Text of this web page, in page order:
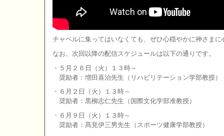
チャペルに集ってはいなくても、ぜひ心穏やかに神さま
なお、次回以降の配信スケジュールは以下の通りです。
・５月２６日（火）１３時～
奨励者：増田喜治先生（リハビリテーション学部教授）
・６月２日（火）１３時～
奨励者：黒柳志仁先生（国際文化学部准教授）
・６月９日（火）１３時～
奨励者：髙見伊三男先生（スポーツ健康学部教授）